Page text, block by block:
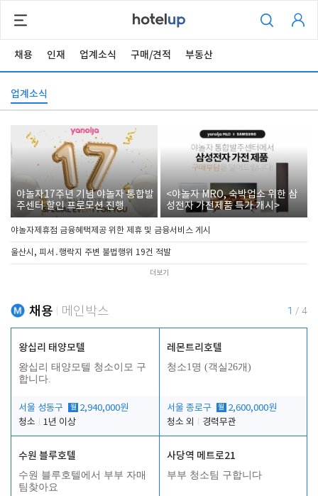
채용 인재 업계소식 구매/견적 부동산
업계소식
야놀자17주년 기념 야놀자 통합발
주센터 할인 프로모션 진행
<야놀자 MRO, 숙박업소 위한 삼
성전자 가전제품 특가 개시>
야놀자제휴점 금융혜택제공 위한 제휴 및 금융서비스 게시
울산시, 피서․행락지 주변 불법행위 19건 적발
더보기
채용 메인박스 1 / 4
왕십리 태양모텔
왕십리 태양모텔 청소이모 구
합니다.
서울 성동구 월 2,940,000원
청소
1년 이상
레몬트리호텔
청소1명 (객실26개)
서울 종로구 월 2,600,000원
청소 외
경력무관
수원 블루호텔
수원 블루호텔에서 부부 자매
팀찾아요
사당역 메트로21
부부 청소팀 구합니다